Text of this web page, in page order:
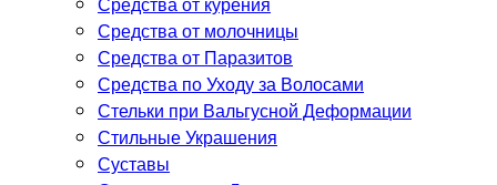
Средства от молочницы
Средства от Паразитов
Средства по Уходу за Волосами
Стельки при Вальгусной Деформации
Стильные Украшения
Суставы